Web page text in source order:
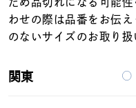
わせの際は品番をお伝
のないサイズのお取り扱
○
関東